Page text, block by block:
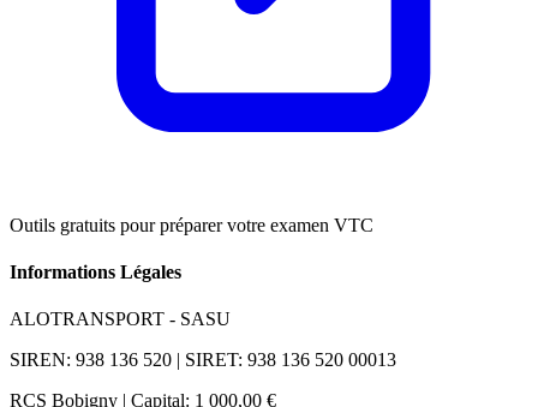
Outils gratuits pour préparer votre examen VTC
Informations Légales
ALOTRANSPORT - SASU
SIREN: 938 136 520 | SIRET: 938 136 520 00013
RCS Bobigny | Capital: 1 000,00 €